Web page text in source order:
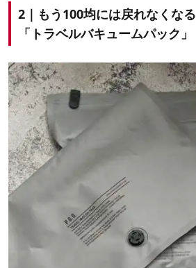
2｜もう100均には戻れなくなる
「トラベルバキュームパック」